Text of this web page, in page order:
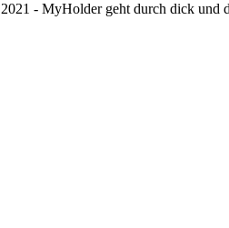
- MyHolder geht durch dick und